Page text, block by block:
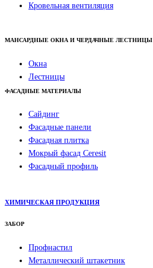
Кровельная вентиляция
МАНСАРДНЫЕ ОКНА И ЧЕРДАЧНЫЕ ЛЕСТНИЦЫ
Окна
Лестницы
ФАСАДНЫЕ МАТЕРИАЛЫ
Сайдинг
Фасадные панели
Фасадная плитка
Мокрый фасад Ceresit
Фасадный профиль
ХИМИЧЕСКАЯ ПРОДУКЦИЯ
ЗАБОР
Профнастил
Металлический штакетник